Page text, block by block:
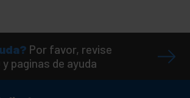
Por favor, revise
paginas de ayuda